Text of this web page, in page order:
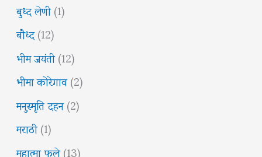
बुध्द लेणी(1)
बौध्द(12)
भीम जयंती(12)
भीमा कोरेगाव(2)
मनुस्मृति दहन(2)
मराठी(1)